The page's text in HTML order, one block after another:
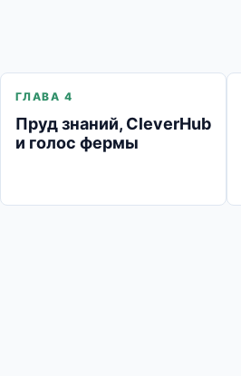
ГЛАВА 4
Пруд знаний, CleverHub
и голос фермы